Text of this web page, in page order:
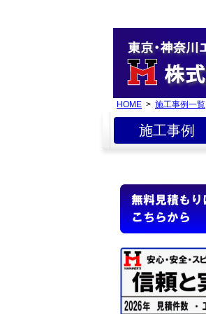
HOME > 施工事例一覧
施工事例